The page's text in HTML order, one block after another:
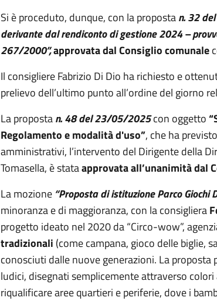
Si è proceduto, dunque, con la propostan. 32
derivante dal rendiconto di gestione 2024 –
267/2000”,approvata dal Consiglio comunale
Il consigliere Fabrizio Di Dio ha richiesto e
prelievo dell’ultimo punto all’ordine del giorno
La propostan. 48 del 23/05/2025con oggetto
Regolamento e modalità d'uso”, che ha
amministrativi, l’intervento del Dirigente della
Tomasella, è stataapprovata all’unanimità dal
La mozione “Proposta di istituzione Parco Giochi
minoranza e di maggioranza, con la consigliera
progetto ideato nel 2020 da “Circo-wow”,
tradizionali (come campana, gioco delle biglie,
conosciuti dalle nuove generazioni. La
ludici, disegnati semplicemente attraverso
riqualificare aree quartieri e periferie, dove i